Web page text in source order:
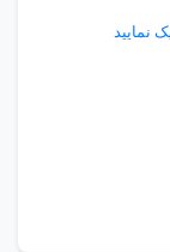
نمایید